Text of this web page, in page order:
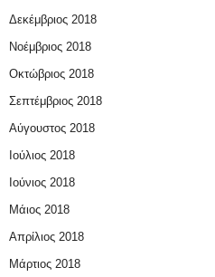
Δεκέμβριος 2018
Νοέμβριος 2018
Οκτώβριος 2018
Σεπτέμβριος 2018
Αύγουστος 2018
Ιούλιος 2018
Ιούνιος 2018
Μάιος 2018
Απρίλιος 2018
Μάρτιος 2018